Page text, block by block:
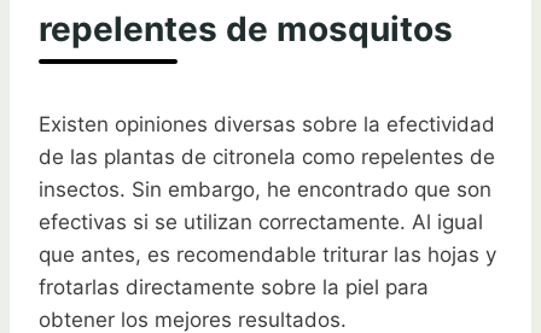
repelentes de mosquitos
Existen opiniones diversas sobre la efectividad
de las plantas de citronela como repelentes de
insectos. Sin embargo, he encontrado que son
efectivas si se utilizan correctamente. Al igual
que antes, es recomendable triturar las hojas y
frotarlas directamente sobre la piel para
obtener los mejores resultados.